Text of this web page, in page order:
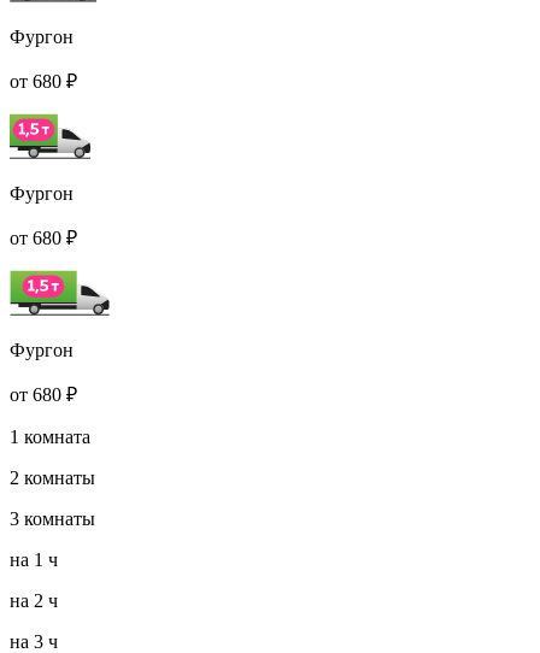
Фургон
от 680 ₽
Фургон
от 680 ₽
Фургон
от 680 ₽
1 комната
2 комнаты
3 комнаты
на 1 ч
на 2 ч
на 3 ч